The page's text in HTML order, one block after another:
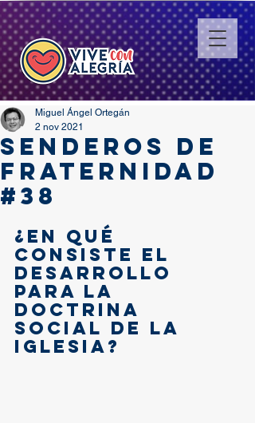
SENDEROS DE
FRATERNIDAD
#38
Miguel Ángel Ortegán
2 nov 2021
¿En qué
consiste el
desarrollo
para la
Doctrina
Social de la
Iglesia?